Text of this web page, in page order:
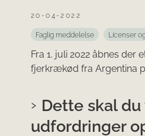
20-04-2022
Faglig meddelelse Licenser
Fra 1. juli 2022 åbnes
fjerkrækød fra Argentina
Dette skal
udfordringer